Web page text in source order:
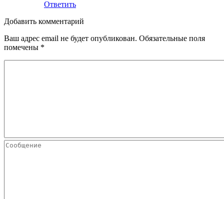
Ответить
Добавить комментарий
Ваш адрес email не будет опубликован. Обязательные поля
помечены *